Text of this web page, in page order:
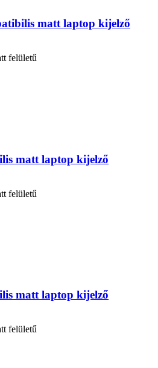
matt laptop kijelző
felületű
matt laptop kijelző
felületű
matt laptop kijelző
felületű